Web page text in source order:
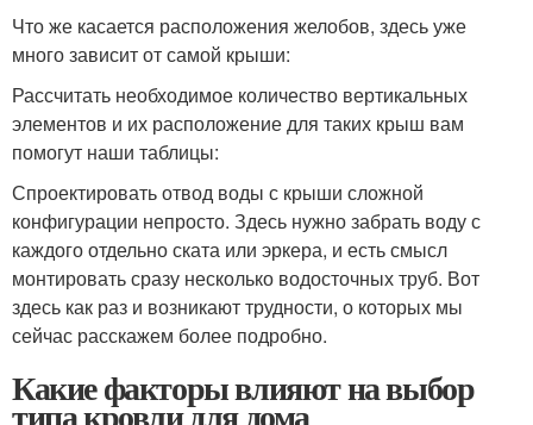
Что же касается расположения желобов, здесь уже
много зависит от самой крыши:
Рассчитать необходимое количество вертикальных
элементов и их расположение для таких крыш вам
помогут наши таблицы:
Спроектировать отвод воды с крыши сложной
конфигурации непросто. Здесь нужно забрать воду с
каждого отдельно ската или эркера, и есть смысл
монтировать сразу несколько водосточных труб. Вот
здесь как раз и возникают трудности, о которых мы
сейчас расскажем более подробно.
Какие факторы влияют на выбор